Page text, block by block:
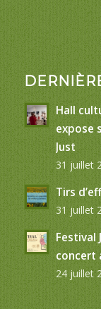
Hall
expose
Just
31 juillet
Tirs
31 juillet
Festival
concert
24 juillet